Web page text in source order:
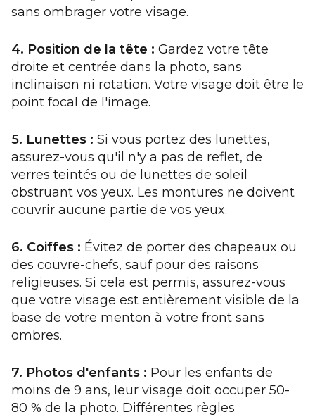
sans ombrager votre visage.
4. Position de la tête : Gardez votre tête
droite et centrée dans la photo, sans
inclinaison ni rotation. Votre visage doit être le
point focal de l'image.
5. Lunettes : Si vous portez des lunettes,
assurez-vous qu'il n'y a pas de reflet, de
verres teintés ou de lunettes de soleil
obstruant vos yeux. Les montures ne doivent
couvrir aucune partie de vos yeux.
6. Coiffes : Évitez de porter des chapeaux ou
des couvre-chefs, sauf pour des raisons
religieuses. Si cela est permis, assurez-vous
que votre visage est entièrement visible de la
base de votre menton à votre front sans
ombres.
7. Photos d'enfants : Pour les enfants de
moins de 9 ans, leur visage doit occuper 50-
80 % de la photo. Différentes règles